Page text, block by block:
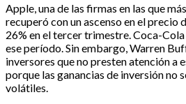
Apple, una de las firmas en las que
recuperó con un ascenso en el precio
26% en el tercer trimestre. Coca-
ese período. Sin embargo, Warren
inversores que no presten atención a
porque las ganancias de inversión no
volátiles.